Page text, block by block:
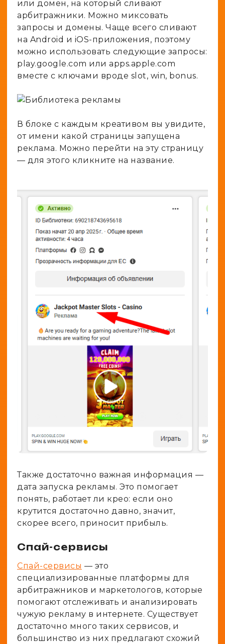
или домен, на который сливают
арбитражники. Можно миксовать
запросы и домены. Чаще всего сливают
на Android и iOS-приложения, поэтому
можно использовать следующие запросы:
play.google.com или apps.apple.com
вместе с ключами вроде slot, win, bonus.
В блоке с каждым креативом вы увидите,
от имени какой страницы запущена
реклама. Можно перейти на эту страницу
— для этого кликните на название.
Также достаточно важная информация —
дата запуска рекламы. Это помогает
понять, работает ли крео: если оно
крутится достаточно давно, значит,
скорее всего, приносит прибыль.
Спай-сервисы
Спай-сервисы — это
специализированные платформы для
арбитражников и маркетологов, которые
помогают отслеживать и анализировать
чужую рекламу в интернете. Существует
достаточно много таких сервисов, и
большинство из них предлагают схожий